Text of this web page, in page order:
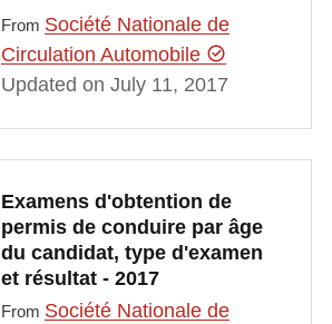
From Société Nationale de
Circulation Automobile
Updated on July 11, 2017
Examens d'obtention de
permis de conduire par âge
du candidat, type d'examen
et résultat - 2017
From Société Nationale de